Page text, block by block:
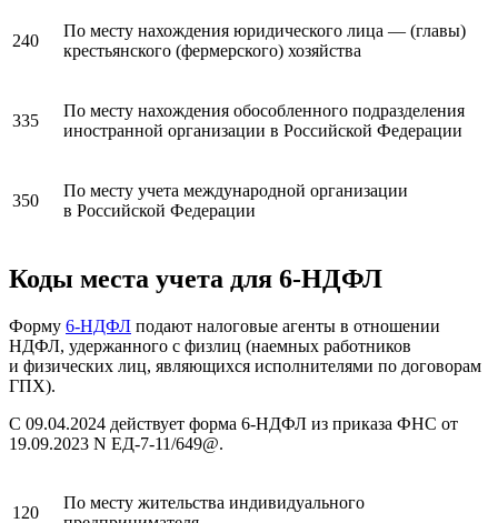
240
По месту нахождения юридического лица — (главы)
крестьянского (фермерского) хозяйства
335
По месту нахождения обособленного подразделения
иностранной организации в Российской Федерации
350
По месту учета международной организации
в Российской Федерации
Коды места учета для 6-НДФЛ
Форму 6-НДФЛ подают налоговые агенты в отношении
НДФЛ, удержанного с физлиц (наемных работников
и физических лиц, являющихся исполнителями по договорам
ГПХ).
С 09.04.2024 действует форма 6-НДФЛ из приказа ФНС от
19.09.2023 N ЕД-7-11/649@.
120
По месту жительства индивидуального